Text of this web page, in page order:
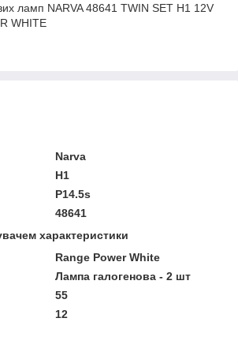
ламп NARVA 48641 TWIN SET H1 12V
WHITE
Narva
H1
P14.5s
48641
характеристики
Range Power White
Лампа галогенова - 2 шт
55
12